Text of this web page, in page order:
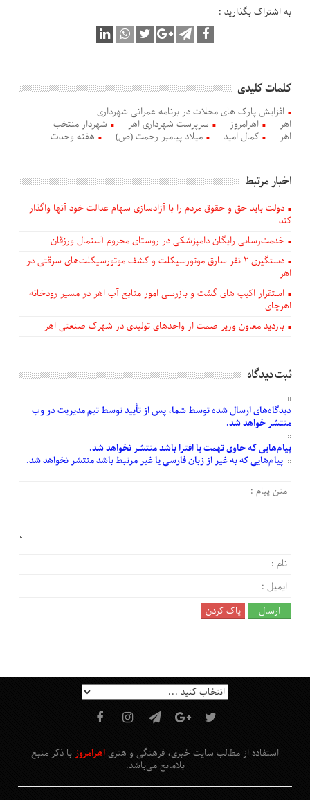
به اشتراک بگذارید :
کلمات کلیدی
افزایش پارک های محلات در برنامه عمرانی شهرداری
اهر
اهرامروز سرپرست شهرداری اهر
شهردار منتخب
اهر
کمال امید میلاد پیامبر رحمت (ص) هفته وحدت
اخبار مرتبط
دولت باید حق و حقوق مردم را با آزادسازی سهام عدالت خود آنها واگذار
کند
خدمت‌رسانی رایگان دامپزشکی در روستای محروم آستمال ورزقان
دستگيری ۲ نفر سارق موتورسیکلت و کشف موتورسیکلت‌های سرقتی در
اهر
استقرار اکیپ های گشت و بازرسی امور منابع آب اهر در مسیر رودخانه
اهرچای
بازدید معاون وزیر صمت از واحدهای تولیدی در شهرک صنعتی اهر
ثبت دیدگاه
دیدگاه‌هایارسالشدهتوسط شما، پس ازتأییدتوسط تیم مدیریت در وب
منتشر خواهد شد.
پیام‌هاییکه حاوی تهمت یا افترا باشد منتشر نخواهد شد.
پیام‌هاییکه به غیر از زبان فارسی یا غیر مرتبط باشد منتشر نخواهد شد.
استفاده از مطالب سایت خبری، فرهنگی و هنری اهرامروز با ذکر منبع
بلامانع می‌باشد.